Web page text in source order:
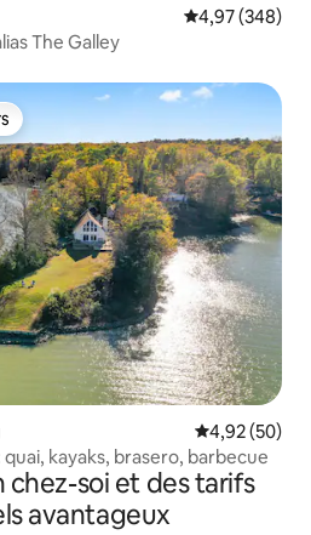
Évaluation
4,97 (348)
The Galley
Évaluation
4,92 (50)
kayaks, brasero, barbecue
soi et des tarifs
avantageux